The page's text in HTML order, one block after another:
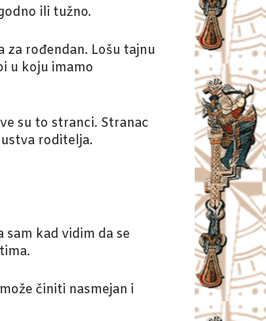
ili tužno.
za rođendan. Lošu tajnu
u koju imamo
su to stranci. Stranac
roditelja.
kad vidim da se
činiti nasmejan i